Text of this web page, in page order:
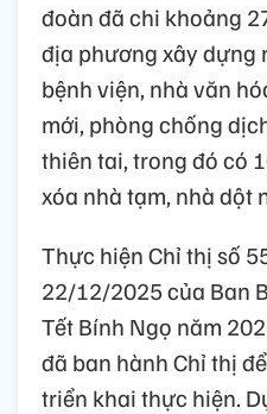
đoàn đã chi khoảng
địa phương xây dựng
bệnh viện, nhà văn
mới, phòng chống
thiên tai, trong đó có
xóa nhà tạm, nhà dột
Thực hiện Chỉ thị số
22/12/2025 của Ban
Tết Bính Ngọ năm
đã ban hành Chỉ thị
triển khai thực hiện.